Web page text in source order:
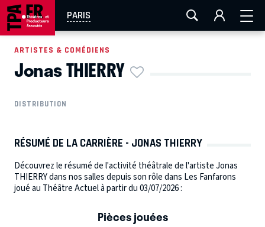
PARIS
AIX-MARSEILLE LA ROCHELLE
EN TOURNÉE
ARTISTES & COMÉDIENS
Jonas THIERRY
DISTRIBUTION
RÉSUMÉ DE LA CARRIÈRE - JONAS THIERRY
Découvrez le résumé de l'activité théâtrale de l'artiste Jonas
THIERRY dans nos salles depuis son rôle dans Les Fanfarons
joué au Théâtre Actuel à partir du 03/07/2026 :
Pièces jouées